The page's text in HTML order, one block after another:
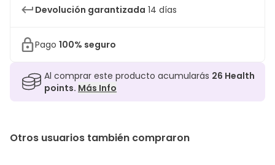
Devolución garantizada 14 días
Pago 100% seguro
Al comprar este producto acumularás 26 Health
points. Más Info
Otros usuarios también compraron